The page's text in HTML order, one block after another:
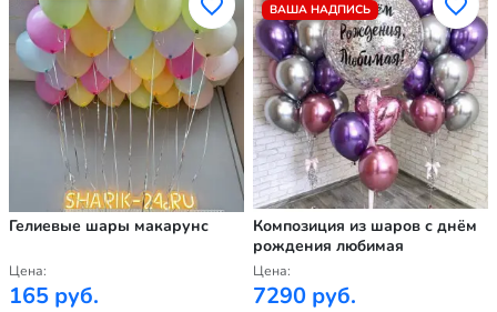
Гелиевые шары макарунс
Цена:
165 руб.
ВАША НАДПИСЬ
Композиция из шаров с днём
рождения любимая
Цена:
7290 руб.